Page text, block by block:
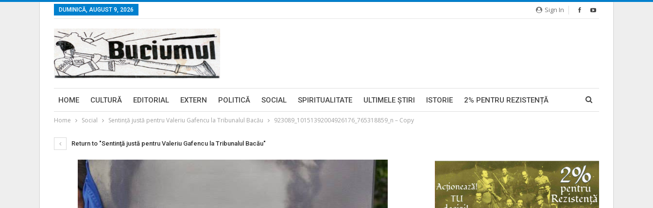
Sign In
DUMINICĂ, AUGUST 9, 2026
HOME CULTURĂ EDITORIAL EXTERN POLITICĂ SOCIAL SPIRITUALITATE ULTIMELE ŞTIRI ISTORIE 2% PENTRU REZISTENȚĂ
Home Social Sentinţă justă pentru Valeriu Gafencu la Tribunalul Bacău 923089_10151392004926176_765318859_n – Copy
Return to "Sentinţă justă pentru Valeriu Gafencu la Tribunalul Bacău"